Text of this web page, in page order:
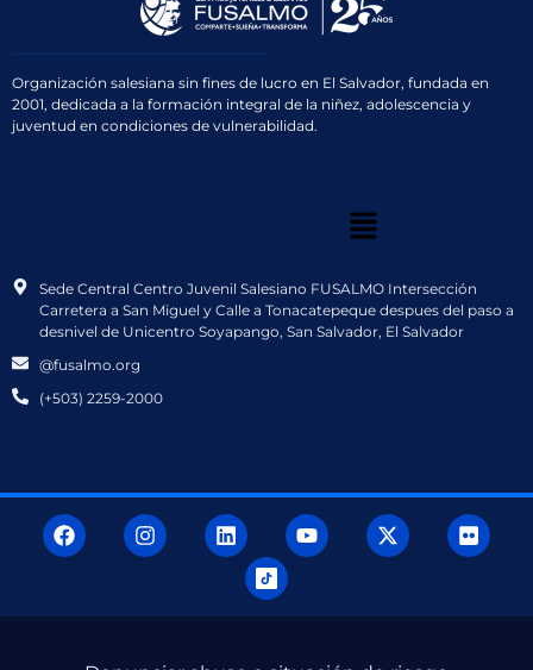
Organización salesiana sin fines de lucro en El Salvador, fundada en
2001, dedicada a la formación integral de la niñez, adolescencia y
juventud en condiciones de vulnerabilidad.
Sede Central Centro Juvenil Salesiano FUSALMO Intersección
Carretera a San Miguel y Calle a Tonacatepeque despues del paso a
desnivel de Unicentro Soyapango, San Salvador, El Salvador
@fusalmo.org
(+503) 2259-2000